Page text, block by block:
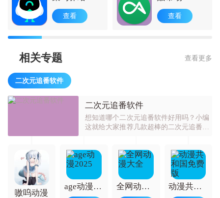
查看 查看
相关专题 查看更多
二次元追番软件
二次元追番软件
想知道哪个二次元追番软件好用吗？小编
这就给大家推荐几款超棒的二次元追番软
的番剧和漫画，无论何时何地，你都能在
线观看自己心仪的动漫资源，并且全部免
费，让你尽情享受追番的乐趣。感兴趣的
小伙伴可千万别错过哟！
嗷呜动漫
age动漫2025 全网动漫大全 动漫共和国免费版